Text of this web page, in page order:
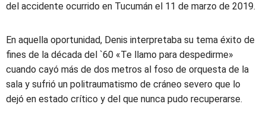
del accidente ocurrido en Tucumán el 11 de marzo de 2019.
En aquella oportunidad, Denis interpretaba su tema éxito de
fines de la década del `60 «Te llamo para despedirme»
cuando cayó más de dos metros al foso de orquesta de la
sala y sufrió un politraumatismo de cráneo severo que lo
dejó en estado crítico y del que nunca pudo recuperarse.